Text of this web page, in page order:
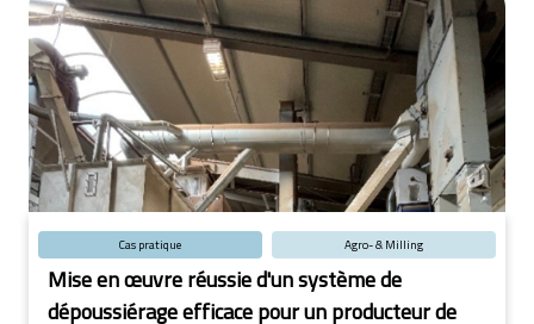
Cas pratique Agro- & Milling
Mise en œuvre réussie d'un système de
dépoussiérage efficace pour un producteur de